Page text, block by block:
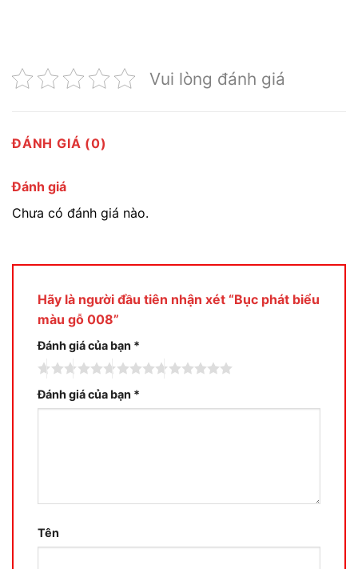
Vui lòng đánh giá
ĐÁNH GIÁ (0)
Đánh giá
Chưa có đánh giá nào.
Hãy là người đầu tiên nhận xét “Bục phát biểu
màu gỗ 008”
Đánh giá của bạn *
Đánh giá của bạn *
Tên